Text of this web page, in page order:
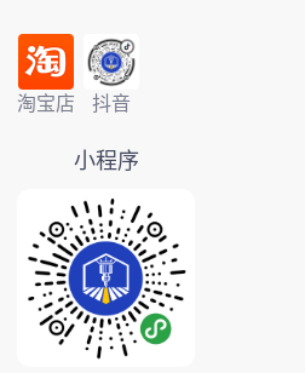
淘宝店 抖音
小程序